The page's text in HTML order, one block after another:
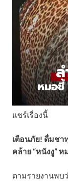
แชร์เรื่องนี้
เตือนภัย! ดื่มชา
คล้าย “หนังงู”
ตามรายงานพบ